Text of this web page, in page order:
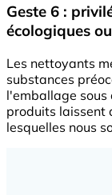
Geste 6 :
écologiques
Les nettoyants
substances
l'emballage sous
produits laissent
lesquelles nous